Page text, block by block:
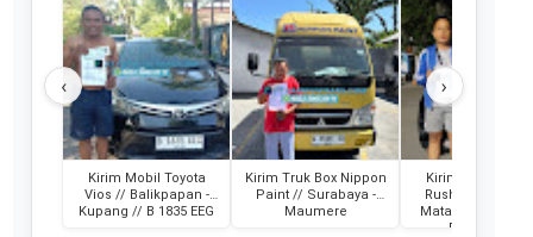
‹
Kirim Mobil Toyota
Vios // Balikpapan -
Kupang // B 1835 EEG
Kirim Truk Box Nippon
Paint // Surabaya -
Maumere
Kirim Mobil
Rush //
Mataram
DD 1880 VZ
›